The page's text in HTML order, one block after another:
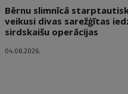
Bērnu slimnīcā
veikusi divas sarežģītas
sirdskaišu operācijas
04.08.2026.